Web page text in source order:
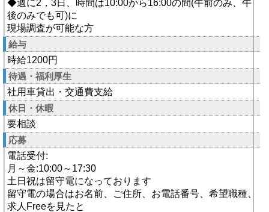
◆週に2，3日、時間は10:00から16:00の間(午前のみ、午
後のみでも可)に
現場調査が可能な方
給与
時給1200円
待遇・福利厚生
社用車貸出・交通費支給
休日・休暇
要相談
応募
電話受付:
月～金:10:00～17:30
土日祝は留守電になっております
留守電の場合はお名前、ご住所、お電話番号、希望職種、
求人Freeを見たと